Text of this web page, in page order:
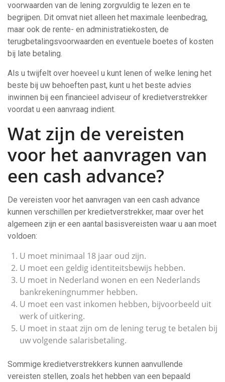
voorwaarden van de lening zorgvuldig te lezen en te
begrijpen. Dit omvat niet alleen het maximale leenbedrag,
maar ook de rente- en administratiekosten, de
terugbetalingsvoorwaarden en eventuele boetes of kosten
bij late betaling.
Als u twijfelt over hoeveel u kunt lenen of welke lening het
beste bij uw behoeften past, kunt u het beste advies
inwinnen bij een financieel adviseur of kredietverstrekker
voordat u een aanvraag indient.
Wat zijn de vereisten
voor het aanvragen van
een cash advance?
De vereisten voor het aanvragen van een cash advance
kunnen verschillen per kredietverstrekker, maar over het
algemeen zijn er een aantal basisvereisten waar u aan moet
voldoen:
U moet minimaal 18 jaar oud zijn.
U moet een geldig identiteitsbewijs hebben.
U moet in Nederland wonen en een Nederlands
bankrekeningnummer hebben.
U moet een vast inkomen hebben, bijvoorbeeld uit
werk of uitkering.
U moet in staat zijn om de lening terug te betalen bij
uw volgende salarisbetaling.
Sommige kredietverstrekkers kunnen aanvullende
vereisten stellen, zoals het hebben van een bepaald